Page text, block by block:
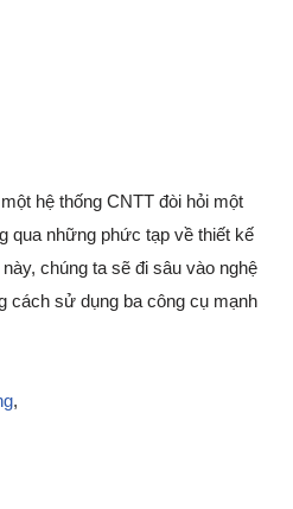
hệ thống CNTT đòi hỏi một
qua những phức tạp về thiết kế
chúng ta sẽ đi sâu vào nghệ
cách sử dụng ba công cụ mạnh
,